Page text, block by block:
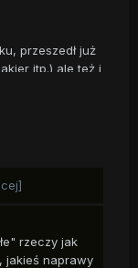
przeszedł już
itp.) ale też i
układu
pomyśleć, że to
rzeczy jak
jakieś naprawy